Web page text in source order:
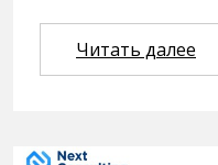
Читать далее